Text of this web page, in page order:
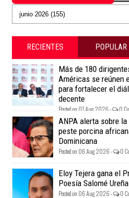
RECIENTES POPULAR
Más de 180
Américas se reúnen
para fortalecer el
decente
Posted on 07 Aug 2026 - 0
ANPA alerta sobre
peste porcina
Dominicana
Posted on 06 Aug 2026 - 0
Eloy Tejera gana el
Poesía Salomé
Posted on 06 Aug 2026 - 0